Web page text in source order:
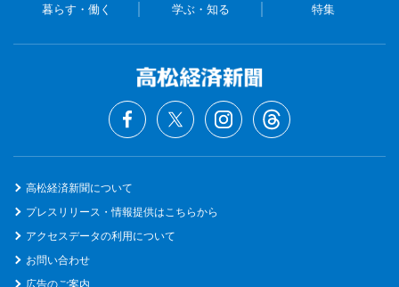
暮らす・働く 学ぶ・知る 特集
高松経済新聞について
プレスリリース・情報提供はこちらから
アクセスデータの利用について
お問い合わせ
広告のご案内